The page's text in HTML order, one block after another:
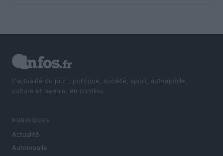
L'actualité du jour : politique, société, sport, automobile,
culture et people, en continu.
RUBRIQUES
Actualité
Automobile